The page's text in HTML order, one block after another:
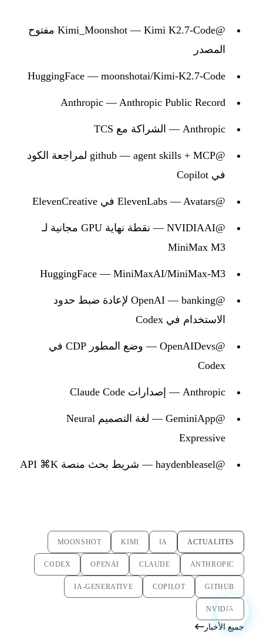
@Kimi_Moonshot — Kimi K2.7-Code مفتوح
المصدر
HuggingFace — moonshotai/Kimi-K2.7-Code
Anthropic — Anthropic Public Record
Anthropic — الشراكة مع TCS
@github — agent skills + MCP لمراجعة الكود
في Copilot
@ElevenLabs — Avatars في ElevenCreative
@NVIDIAAI — نقطة نهاية GPU مجانية لـ
MiniMax M3
HuggingFace — MiniMaxAI/MiniMax-M3
@OpenAI — banking لإعادة ضبط حدود
الاستخدام في Codex
@OpenAIDevs — وضع المطور CDP في
Codex
Anthropic — إصدارات Claude Code
@GeminiApp — لغة التصميم Neural
Expressive
@haydenbleasel — شريط بحث منصة API ⌘K
ACTUALITES
IA
KIMI
MOONSHOT
ANTHROPIC
CLAUDE
OPENAI
CODEX
GITHUB
COPILOT
IA-GENERATIVE
NVIDIA
جميع الأخبار